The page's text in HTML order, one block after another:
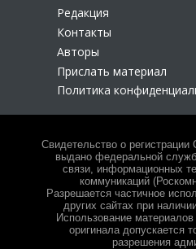
Редакция
Контакты
Авторы
Прислать материал
Политика
Свидетельство о
выдано федеральной
связи, информационных
коммуникаций
Разрешается частичное
других сайтах при
Использование
оригинала допускается
разрешения